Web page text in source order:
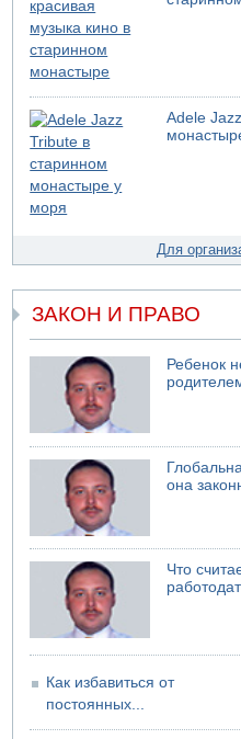
США не будут давить на
06.08.2026 11:41
Трое подростков ограбили
06.08.2026 08:45
Взрыв в Северном Тель-
06.08.2026 08:11
Украинская атака на
05.08.2026 18:30
Израиль провел испытания
обороны "Хец"
05.08.2026 18:28
МАДА призывает
Бывший посол Израиля в
Adele
Для
ЗАКОН И ПРАВО
Ребенок
она
Что
Как избавиться от
постоянных...